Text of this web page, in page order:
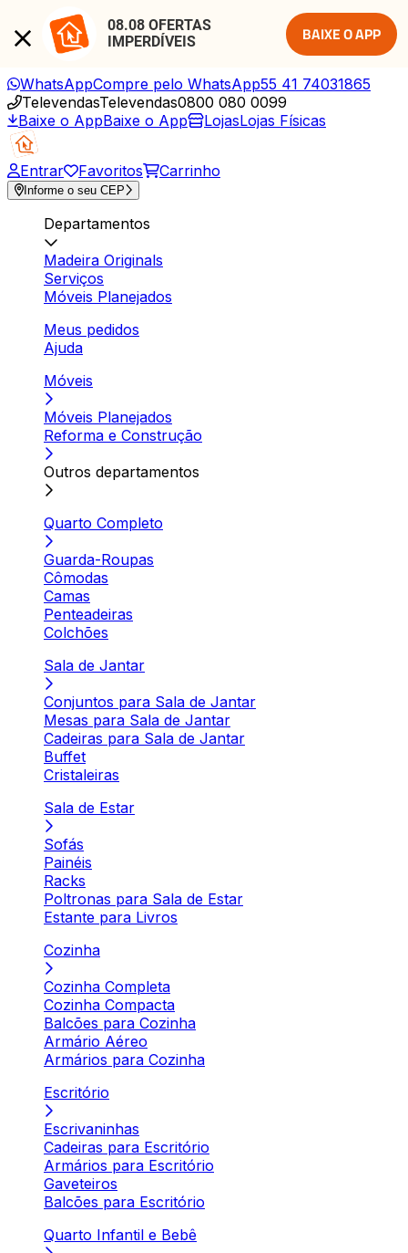
08.08 OFERTAS
IMPERDÍVEIS
BAIXE O APP
WhatsAppCompre pelo WhatsApp55 41 74031865
TelevendasTelevendas0800 080 0099
Baixe o AppBaixe o App LojasLojas Físicas
Entrar Favoritos Carrinho
Informe o seu CEP
Departamentos
Madeira Originals
Serviços
Móveis Planejados
Meus pedidos
Ajuda
Móveis
Móveis Planejados
Reforma e Construção
Outros departamentos
Quarto Completo
Guarda-Roupas
Cômodas
Camas
Penteadeiras
Colchões
Sala de Jantar
Conjuntos para Sala de Jantar
Mesas para Sala de Jantar
Cadeiras para Sala de Jantar
Buffet
Cristaleiras
Sala de Estar
Sofás
Painéis
Racks
Poltronas para Sala de Estar
Estante para Livros
Cozinha
Cozinha Completa
Cozinha Compacta
Balcões para Cozinha
Armário Aéreo
Armários para Cozinha
Escritório
Escrivaninhas
Cadeiras para Escritório
Armários para Escritório
Gaveteiros
Balcões para Escritório
Quarto Infantil e Bebê